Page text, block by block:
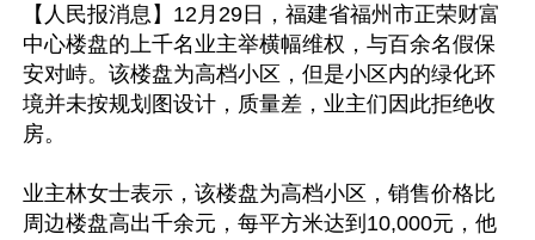
【人民报消息】12月29日，福建省福州市正荣财富
中心楼盘的上千名业主举横幅维权，与百余名假保
安对峙。该楼盘为高档小区，但是小区内的绿化环
境并未按规划图设计，质量差，业主们因此拒绝收
房。
业主林女士表示，该楼盘为高档小区，销售价格比
周边楼盘高出千余元，每平方米达到10,000元，他